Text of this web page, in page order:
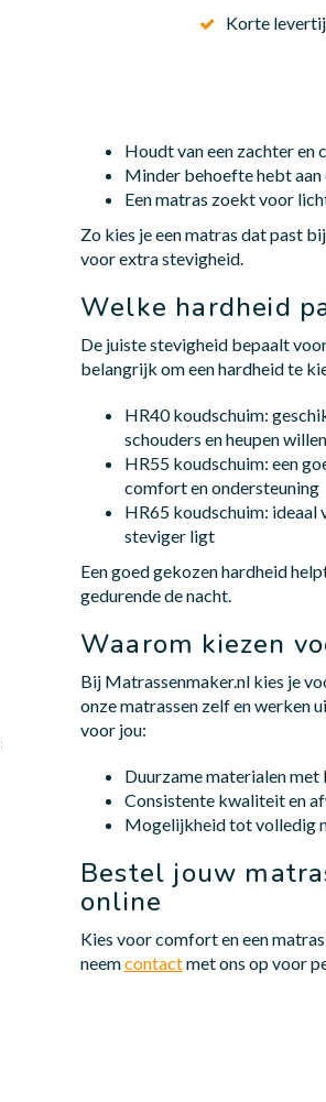
Korte
Houdt van een zachter
Minder behoefte hebt aan
Een matras zoekt voor
Zo kies je een matras dat past
voor extra stevigheid.
Welke hardheid
De juiste stevigheid bepaalt
belangrijk om een hardheid te
HR40 koudschuim:
schouders en heupen willen
HR55 koudschuim: een
comfort en ondersteuning
HR65 koudschuim: ideaal
steviger ligt
Een goed gekozen hardheid
gedurende de nacht.
Waarom kiezen
Bij Matrassenmaker.nl kies je
onze matrassen zelf en werken
voor jou:
Duurzame materialen met
Consistente kwaliteit en
Mogelijkheid tot volledig
Bestel jouw
online
Kies voor comfort en een
neemcontactmet ons op voor